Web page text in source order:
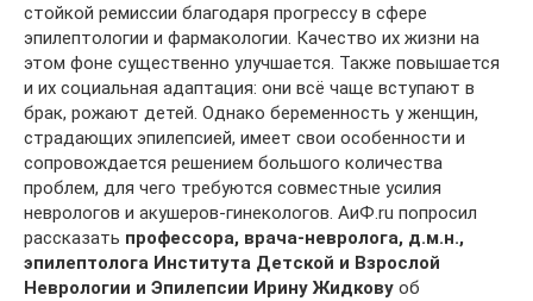
стойкой ремиссии благодаря прогрессу в сфере
эпилептологии и фармакологии. Качество их жизни на
этом фоне существенно улучшается. Также повышается
и их социальная адаптация: они всё чаще вступают в
брак, рожают детей. Однако беременность у женщин,
страдающих эпилепсией, имеет свои особенности и
сопровождается решением большого количества
проблем, для чего требуются совместные усилия
неврологов и акушеров-гинекологов. АиФ.ru попросил
рассказать профессора, врача-невролога, д.м.н.,
эпилептолога Института Детской и Взрослой
Неврологии и Эпилепсии Ирину Жидкову об